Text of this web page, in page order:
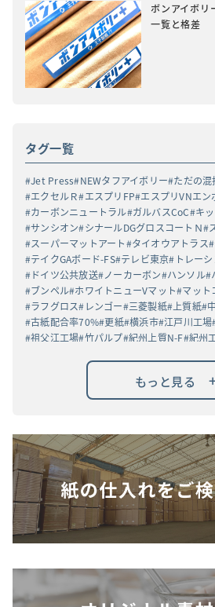
ボンアイボリ
一覧と格差
タグ一覧
Jet Press NEWタフアイボリー ただの
エクセルＲ エスプリFP エスプリVNエン
カーボンニュートラル ガルバスCoC キ
サンシオン シナールDGグロスコートＮ
スーパーマットアート タイオウアトラス
テイクGAボード-FS テレビ東京
トレー
ドイツ公共放送 ノーカーボン ハンソル
ブンペル ホワイトニューVマット マット
ラフグロス レンゴー 三菱製紙 上質紙
古紙配合率70% 更紙 横浜市 江戸川工場
祖父江工場 竹パルプ 紀州上質N-F 紀州
もっと見る